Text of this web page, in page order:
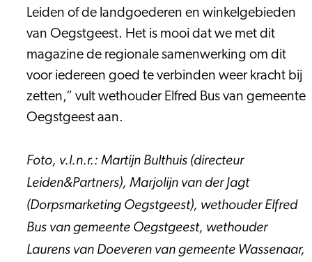
Leiden of de landgoederen en winkelgebieden
van Oegstgeest. Het is mooi dat we met dit
magazine de regionale samenwerking om dit
voor iedereen goed te verbinden weer kracht bij
zetten,” vult wethouder Elfred Bus van gemeente
Oegstgeest aan.
Foto, v.l.n.r.: Martijn Bulthuis (directeur
Leiden&Partners), Marjolijn van der Jagt
(Dorpsmarketing Oegstgeest), wethouder Elfred
Bus van gemeente Oegstgeest, wethouder
Laurens van Doeveren van gemeente Wassenaar,